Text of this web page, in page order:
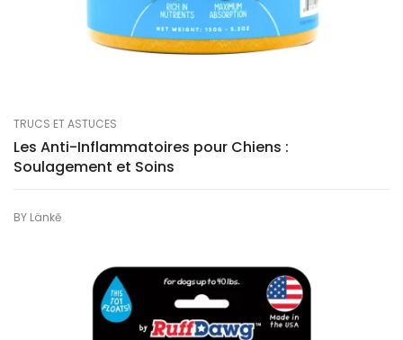
TRUCS ET ASTUCES
Les Anti-Inflammatoires pour Chiens :
Soulagement et Soins
BY Länkē